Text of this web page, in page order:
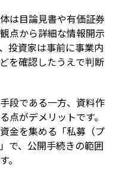
は目論見書や有価証券
点から詳細な情報開示
投資家は事前に事業内
を確認したうえで判断
段である一方、資料作
点がデメリットです。
金を集める「私募（プ
で、公開手続きの範囲
。